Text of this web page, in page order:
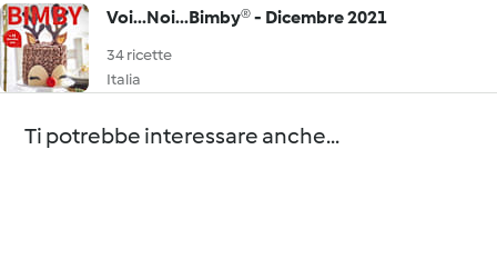
Voi...Noi...Bimby® - Dicembre 2021
34 ricette
Italia
Ti potrebbe interessare anche...